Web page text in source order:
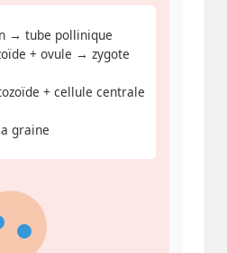
→ tube pollinique
+ ovule → zygote
+ cellule centrale
graine